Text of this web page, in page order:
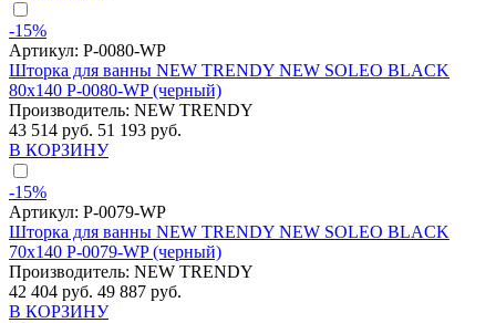
-15%
Артикул: P-0080-WP
Шторка для ванны NEW TRENDY NEW SOLEO BLACK
80x140 P-0080-WP (черный)
Производитель: NEW TRENDY
43 514 руб. 51 193 руб.
В КОРЗИНУ
-15%
Артикул: P-0079-WP
Шторка для ванны NEW TRENDY NEW SOLEO BLACK
70x140 P-0079-WP (черный)
Производитель: NEW TRENDY
42 404 руб. 49 887 руб.
В КОРЗИНУ